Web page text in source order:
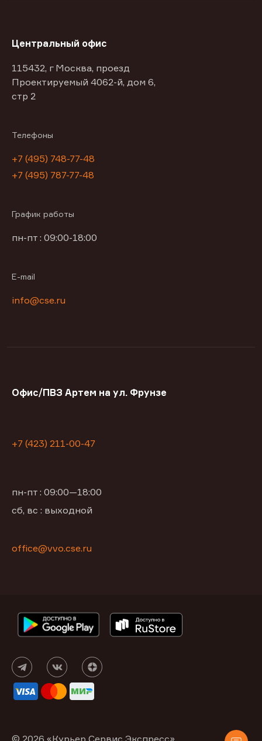
Центральный офис
115432, г Москва, проезд
Проектируемый 4062-й, дом 6,
стр 2
Телефоны
+7 (495) 748-77-48
+7 (495) 787-77-48
График работы
пн-пт : 09:00-18:00
E-mail
info@cse.ru
Офис/ПВЗ Артем на ул. Фрунзе
+7 (423) 211-00-47
пн-пт : 09:00—18:00
сб, вс : выходной
office@vvo.cse.ru
© 2026 «Курьер Сервис Экспресс»